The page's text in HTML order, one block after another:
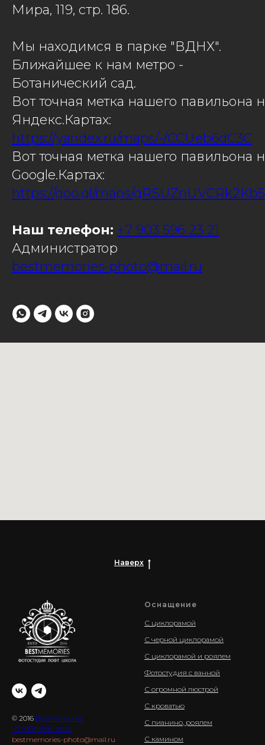
Мира, 119, стр. 186.
Мы находимся в парке "ВДНХ".
Ближайшее к нам метро -
Ботанический сад.
Вот точная метка нашего павильона
Яндекс.Картах:
https://yandex.ru/maps/-/CCUeb6dC3C
Вот точная метка нашего павильона
Google.Картах:
https://goo.gl/maps/
Наш телефон: +7 903 596 23 21
Администратор
bestmemories-photo@mail.ru
Наверх
© 2016 BestMemories
+7 (903) 596-23-21
bestmemories-photo@mail.ru
Оснащение
С циклорамой
С черной циклорамой
С циклорамой и роялем
Фотостудия с ванной
С огромной люстрой
С кроватью
С пианино, роялем
С камином